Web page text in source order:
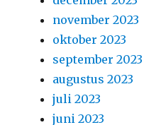
november 2023
oktober 2023
september 2023
augustus 2023
juli 2023
juni 2023